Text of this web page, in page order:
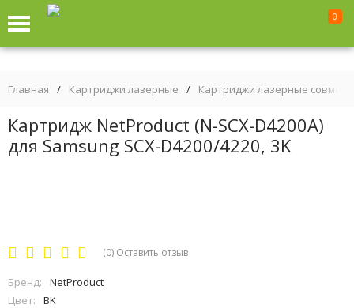
0
Главная / Картриджи лазерные / Картриджи лазерные
Картридж NetProduct (N-SCX-D4200A)
для Samsung SCX-D4200/4220, 3K
(0) Оставить отзыв
Бренд:
NetProduct
Цвет:
BK